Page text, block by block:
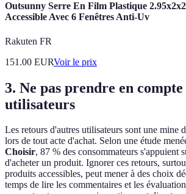
Outsunny Serre En Film Plastique
Accessible Avec 6 Fenêtres Anti-Uv
Rakuten FR
151.00 EURVoir le prix
3. Ne pas prendre en compte
utilisateurs
Les retours d'autres utilisateurs sont une mine
lors de tout acte d'achat. Selon une étude
Choisir, 87 % des consommateurs s'appuient
d'acheter un produit. Ignorer ces retours,
produits accessibles, peut mener à des choix
temps de lire les commentaires et les